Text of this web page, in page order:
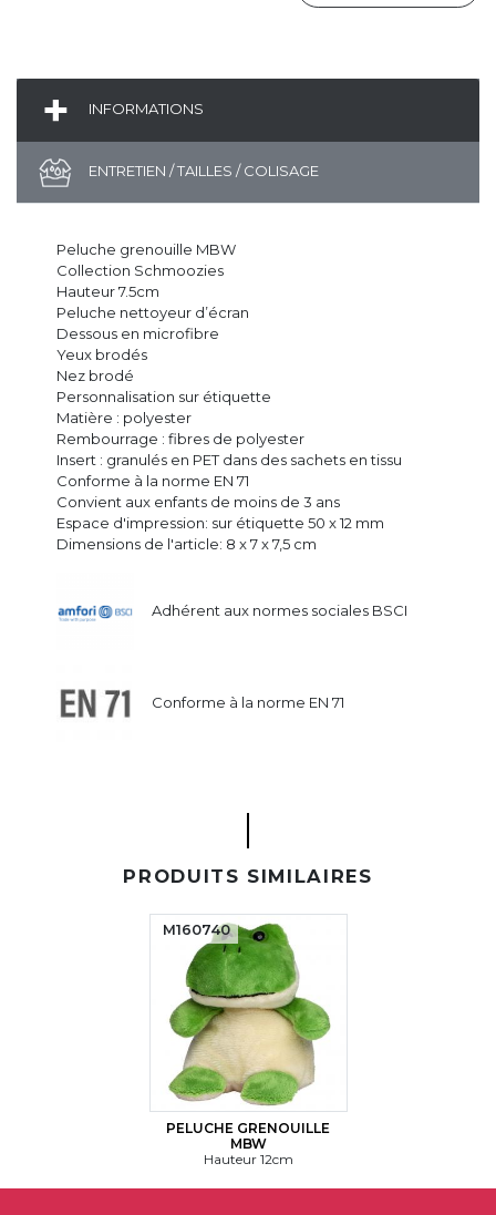
INFORMATIONS
ENTRETIEN / TAILLES / COLISAGE
Peluche grenouille MBW
Collection Schmoozies
Hauteur 7.5cm
Peluche nettoyeur d’écran
Dessous en microfibre
Yeux brodés
Nez brodé
Personnalisation sur étiquette
Matière : polyester
Rembourrage : fibres de polyester
Insert : granulés en PET dans des sachets en tissu
Conforme à la norme EN 71
Convient aux enfants de moins de 3 ans
Espace d'impression: sur étiquette 50 x 12 mm
Dimensions de l'article: 8 x 7 x 7,5 cm
Adhérent aux normes sociales BSCI
Conforme à la norme EN 71
PRODUITS SIMILAIRES
PELUCHE GRENOUILLE
MBW
Hauteur 12cm
M160740